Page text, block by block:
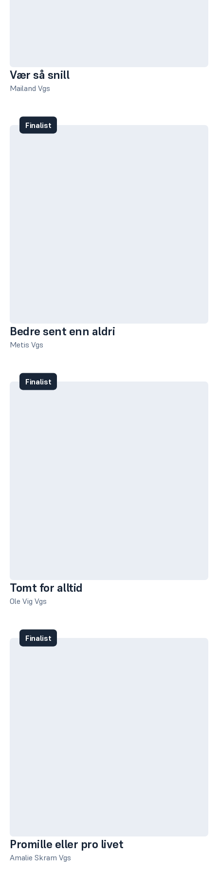
Vær så snill
Mailand Vgs
Bedre sent enn aldri
Metis Vgs
Finalist
Tomt for alltid
Ole Vig Vgs
Finalist
Promille eller pro livet
Amalie Skram Vgs
Finalist